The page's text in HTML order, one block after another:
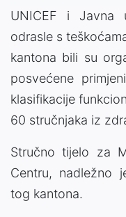
UNICEF i Javna
odrasle s
kantona bili su
posvećene
klasifikacije
60 stručnjaka iz
Stručno tijelo za
Centru, nadležno
tog kantona.